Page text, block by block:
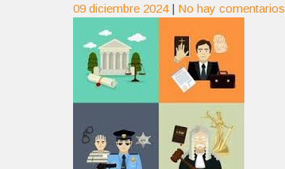
09 diciembre 2024 | No hay comentarios